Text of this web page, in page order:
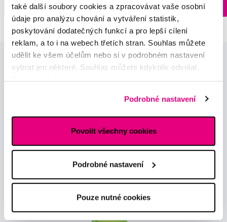
také další soubory cookies a zpracovávat vaše osobní
údaje pro analýzu chování a vytváření statistik,
poskytování dodatečných funkcí a pro lepší cílení
reklam, a to i na webech třetích stran. Souhlas můžete
udělit ke všem účelům nebo si v podrobném nastavení
vybrat jen některé. Souhlas můžete kdykoliv odvolat.
Podrobné nastavení
Povolit všechny cookies
Podrobné nastavení
Pouze nutné cookies
Do košíku
Ihned na
13 prodejnách
Do košíku
Novinky a nabídky
Odebírat
Chci dostávat informace o novinkách a akčních nabídkách
zpracováním osobních údajů